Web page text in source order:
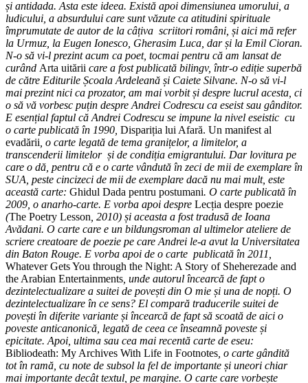
și antidada. Asta este ideea. Există apoi dimensiunea umorului, a
ludicului, a absurdului care sunt văzute ca atitudini spirituale
împrumutate de autor de la câțiva scriitori români, și aici mă refer
la Urmuz, la Eugen Ionesco, Gherasim Luca, dar și la Emil Cioran.
N-o să vi-l prezint acum ca poet, tocmai pentru că am lansat de
curând Arta uitării care a fost publicată bilingv, într-o ediție superbă
de către Editurile Școala Ardeleană și Caiete Silvane. N-o să vi-l
mai prezint nici ca prozator, am mai vorbit și despre lucrul acesta, ci
o să vă vorbesc puțin despre Andrei Codrescu ca eseist sau gânditor.
E esențial faptul că Andrei Codrescu se impune la nivel eseistic cu
o carte publicată în 1990, Dispariția lui Afară. Un manifest al
evadării , o carte legată de tema granițelor, a limitelor, a
transcenderii limitelor și de condiția emigrantului. Dar lovitura pe
care o dă, pentru că e o carte vândută în zeci de mii de exemplare în
SUA, peste cincizeci de mii de exemplare dacă nu mai mult, este
această carte: Ghidul Dada pentru postumani. O carte publicată în
2009, o anarho-carte. E vorba apoi despre Lecția despre poezie
(The Poetry Lesson , 2010) și aceasta a fost tradusă de Ioana
Avădani. O carte care e un bildungsroman al ultimelor ateliere de
scriere creatoare de poezie pe care Andrei le-a avut la Universitatea
din Baton Rouge. E vorba apoi de o carte publicată în 2011,
Whatever Gets You through the Night: A Story of Sheherezade and
the Arabian Entertainments , unde autorul încearcă de fapt o
dezintelectualizare a suitei de povești din O mie și una de nopți. O
dezintelectualizare în ce sens? El compară traducerile suitei de
povești în diferite variante și încearcă de fapt să scoată de aici o
poveste anticanonică, legată de ceea ce înseamnă poveste și
epicitate. Apoi, ultima sau cea mai recentă carte de eseu:
Bibliodeath: My Archives With Life in Footnotes , o carte gândită
tot în ramă, cu note de subsol la fel de importante și uneori chiar
mai importante decât textul, pe margine. O carte care vorbește